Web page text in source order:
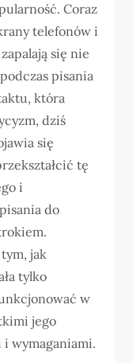
Coraz
telefonów i
się nie
pisania
która
dziś
się
tę
i
do
jak
tylko
w
jego
wymaganiami.